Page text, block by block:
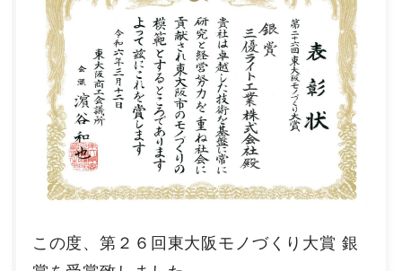
この度、第２６回東大阪モノづくり大賞 銀